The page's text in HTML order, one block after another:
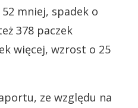
mniej, spadek o
378 paczek
więcej, wzrost o 25
ze względu na